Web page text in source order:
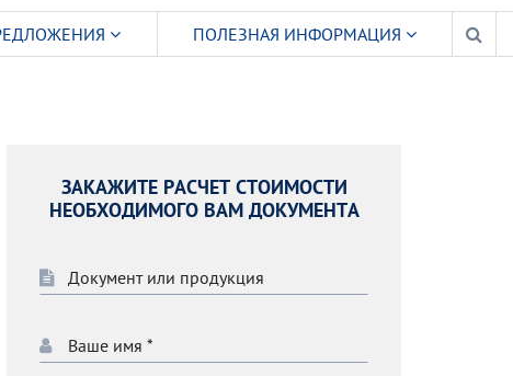
ЗАКАЖИТЕ РАСЧЕТ СТОИМОСТИ
НЕОБХОДИМОГО ВАМ ДОКУМЕНТА
ПОЛЕЗНАЯ ИНФОРМАЦИЯ